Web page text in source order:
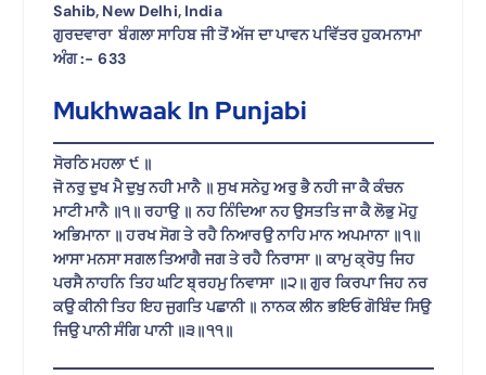
Sahib, New Delhi, India
ਗੁਰਦਵਾਰਾ ਬੰਗਲਾ ਸਾਹਿਬ ਜੀ ਤੋਂ ਅੱਜ ਦਾ ਪਾਵਨ ਪਵਿੱਤਰ ਹੁਕਮਨਾਮਾ
ਅੰਗ :- 633
Mukhwaak In Punjabi
ਸੋਰਠਿ ਮਹਲਾ ੯ ॥
ਜੋ ਨਰੁ ਦੁਖ ਮੈ ਦੁਖੁ ਨਹੀ ਮਾਨੈ ॥ ਸੁਖ ਸਨੇਹੁ ਅਰੁ ਭੈ ਨਹੀ ਜਾ ਕੈ ਕੰਚਨ
ਮਾਟੀ ਮਾਨੈ ॥੧॥ ਰਹਾਉ ॥ ਨਹ ਨਿੰਦਿਆ ਨਹ ਉਸਤਤਿ ਜਾ ਕੈ ਲੋਭੁ ਮੋਹੁ
ਅਭਿਮਾਨਾ ॥ ਹਰਖ ਸੋਗ ਤੇ ਰਹੈ ਨਿਆਰਉ ਨਾਹਿ ਮਾਨ ਅਪਮਾਨਾ ॥੧॥
ਆਸਾ ਮਨਸਾ ਸਗਲ ਤਿਆਗੈ ਜਗ ਤੇ ਰਹੈ ਨਿਰਾਸਾ ॥ ਕਾਮੁ ਕ੍ਰੋਧੁ ਜਿਹ
ਪਰਸੈ ਨਾਹਨਿ ਤਿਹ ਘਟਿ ਬ੍ਰਹਮੁ ਨਿਵਾਸਾ ॥੨॥ ਗੁਰ ਕਿਰਪਾ ਜਿਹ ਨਰ
ਕਉ ਕੀਨੀ ਤਿਹ ਇਹ ਜੁਗਤਿ ਪਛਾਨੀ ॥ ਨਾਨਕ ਲੀਨ ਭਇਓ ਗੋਬਿੰਦ ਸਿਉ
ਜਿਉ ਪਾਨੀ ਸੰਗਿ ਪਾਨੀ ॥੩॥੧੧॥